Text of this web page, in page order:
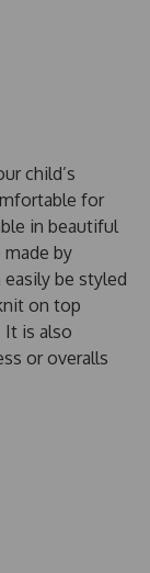
child’s
for
in beautiful
made by
be styled
on top
It is also
or overalls